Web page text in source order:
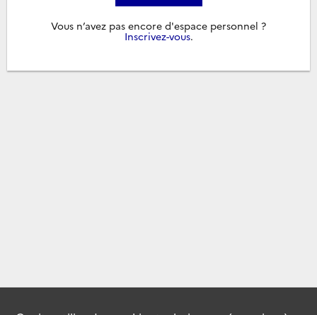
Vous n’avez pas encore d'espace personnel ?
Inscrivez-vous.